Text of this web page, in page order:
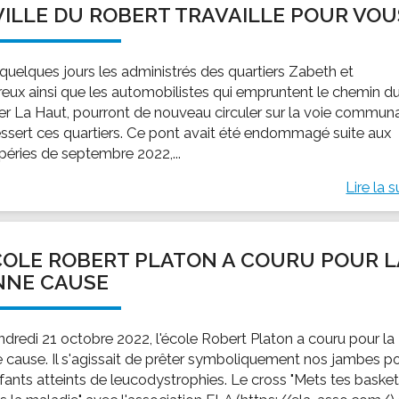
EMPLOI
Offres d'emploi
SOCIAL-SOLIDARITÉ
Le Centre Communal d'Action Social
Les aides sociales
Logement
Bornes de collecte de l'ACISE
locale
et le lycée
local des jeunes
scolaire
maternelles et primaire
famille
maternelles
LE SERVICE CULTUREL
Guide des
DU ROBERT TRAVAILLE POUR
jours les administrés des quartiers Zabeth et
ainsi que les automobilistes qui empruntent le chemin du
La Haut, pourront de nouveau circuler sur la voie
ces quartiers. Ce pont avait été endommagé suite aux
de septembre 2022,...
Lire la
ROBERT PLATON A COURU POUR
CAUSE
21 octobre 2022, l'école Robert Platon a couru pour la
cause. Il s'agissait de prêter symboliquement nos jambes
atteints de leucodystrophies. Le cross "Mets tes